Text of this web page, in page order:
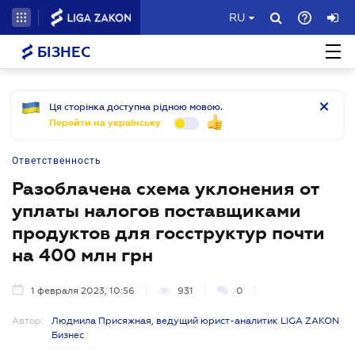
RU
БІЗНЕС
Ця сторінка доступна рідною мовою.
Перейти на українську
Ответственность
Разоблачена схема уклонения от
уплаты налогов поставщиками
продуктов для госструктур почти
на 400 млн грн
1 февраля 2023, 10:56 931 0
Автор:
Людмила Присяжная, ведущий юрист-аналитик LIGA ZAKON
Бизнес